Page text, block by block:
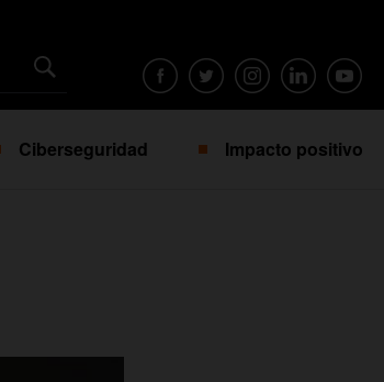
Ciberseguridad Impacto positivo